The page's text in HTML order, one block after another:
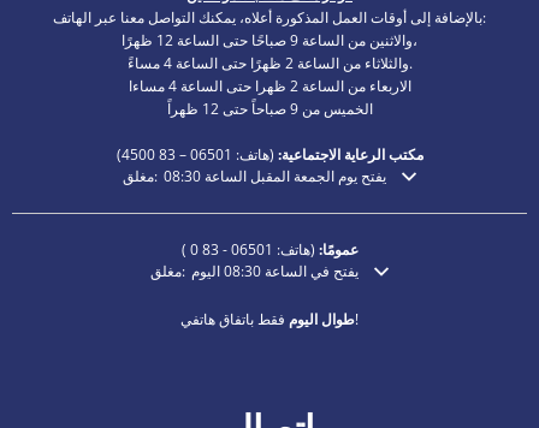
بالإضافة إلى أوقات العمل المذكورة أعلاه، يمكنك التواصل معنا عبر الهاتف:
والاثنين من الساعة 9 صباحًا حتى الساعة 12 ظهرًا،
والثلاثاء من الساعة 2 ظهرًا حتى الساعة 4 مساءً.
الاربعاء من الساعة 2 ظهرا حتى الساعة 4 مساءا
الخميس من 9 صباحاً حتى 12 ظهراً
مكتب الرعاية الاجتماعية: (هاتف:
4500)
انقر لإخفاء أوقات الفتح أو الإغلاق الإضافية
مغلق: يفتح يوم الجمعة المقبل الساعة 08:30
عمومًا: (هاتف:
)
انقر لإخفاء أوقات الفتح أو الإغلاق الإضافية
مغلق: يفتح في الساعة 08:30 اليوم
طوال اليومفقط باتفاق هاتفي!